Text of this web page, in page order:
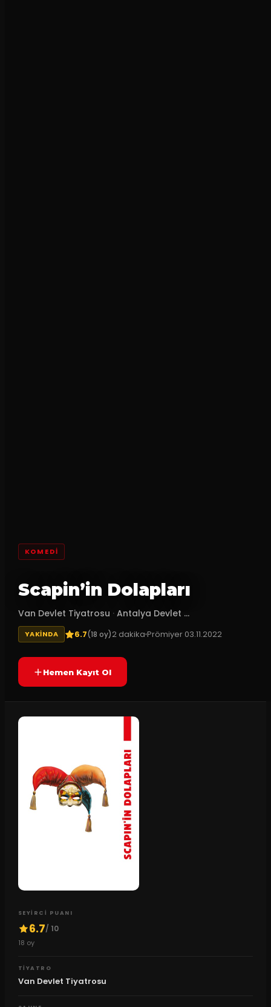
KOMEDI
Scapin’in Dolapları
Van Devlet Tiyatrosu · Antalya Devlet ...
YAKINDA 6.7(18 oy)2 dakikaPrömiyer 03.11.2022
Hemen Kayıt Ol
SEYIRCI PUANI
6.7/ 10
18 oy
TIYATRO
Van Devlet Tiyatrosu